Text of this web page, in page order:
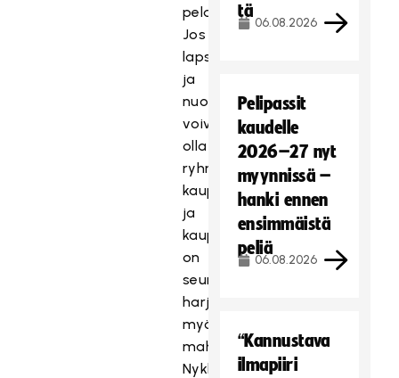
pelaamaan.
Jos
lapset
ja
nuoret
voivat
olla
ryhmissä
kaupungilla
ja
kauppakeskuksissa,
on
seurojen
harjoitukset
myös
mahdollistettava,
Nykky
tä
06.08.2026
Pelipassit
kaudelle
2026–27 nyt
myynnissä –
hanki ennen
ensimmäistä
peliä
06.08.2026
“Kannustava
ilmapiiri